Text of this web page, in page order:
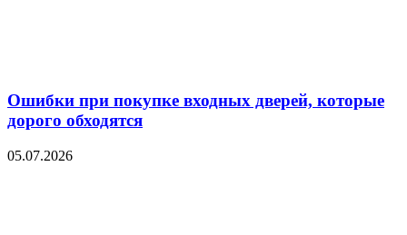
Ошибки при покупке входных дверей, которые
дорого обходятся
05.07.2026